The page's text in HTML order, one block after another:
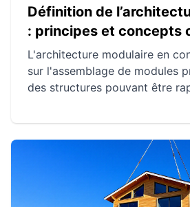
Définition de
: principes et concepts
L'architecture modulaire en
sur l'assemblage de modules
des structures pouvant être
distingue par ses avantages
rapidité, de coût, de qualité et
qu'elle pose des défis
de perception publique. Des
emblématiques à travers le
son efficacité et sa